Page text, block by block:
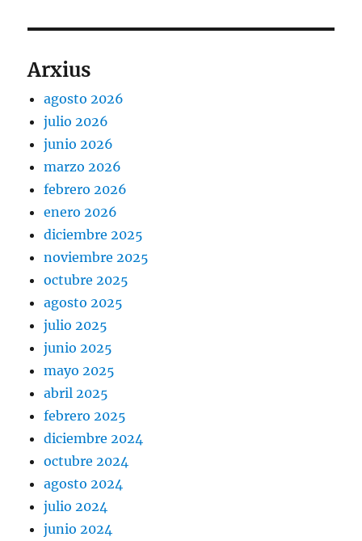
Arxius
agosto 2026
julio 2026
junio 2026
marzo 2026
febrero 2026
enero 2026
diciembre 2025
noviembre 2025
octubre 2025
agosto 2025
julio 2025
junio 2025
mayo 2025
abril 2025
febrero 2025
diciembre 2024
octubre 2024
agosto 2024
julio 2024
junio 2024